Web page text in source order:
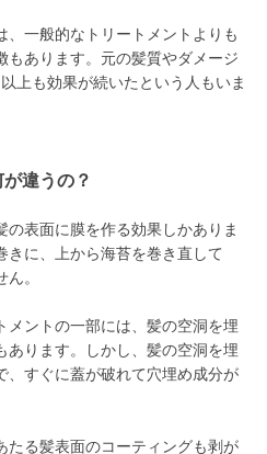
、一般的なトリートメントよりも
もあります。元の髪質やダメージ
上も効果が続いたという人もいま
違うの？
表面に膜を作る効果しかありま
きに、上から海苔を巻き直して
。
メントの一部には、髪の空洞を埋
あります。しかし、髪の空洞を埋
、すぐに蓋が破れて穴埋め成分が
たる髪表面のコーティングも剥が